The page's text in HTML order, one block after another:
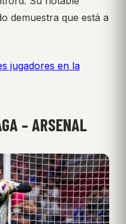
demuestra que está a
jugadores en la
– ARSENAL